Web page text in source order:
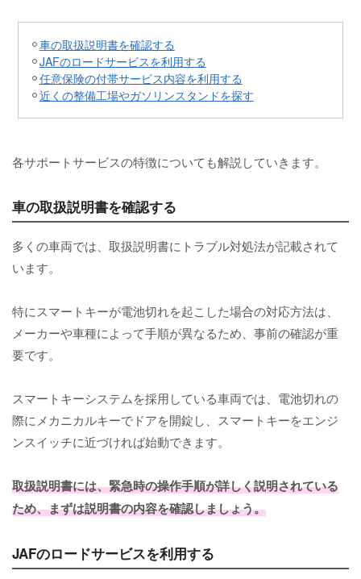
車の取扱説明書を確認する
JAFのロードサービスを利用する
任意保険の付帯サービス内容を利用する
近くの整備工場やガソリンスタンドを探す
各サポートサービスの特徴についても解説していきます。
車の取扱説明書を確認する
多くの車両では、取扱説明書にトラブル対処法が記載されて
います。
特にスマートキーが電池切れを起こした場合の対応方法は、
メーカーや車種によって手順が異なるため、事前の確認が重
要です。
スマートキーシステムを採用している車両では、電池切れの
際にメカニカルキーでドアを開錠し、スマートキーをエンジ
ンスイッチに近づければ始動できます。
取扱説明書には、緊急時の操作手順が詳しく説明されている
ため、まずは説明書の内容を確認しましょう。
JAFのロードサービスを利用する